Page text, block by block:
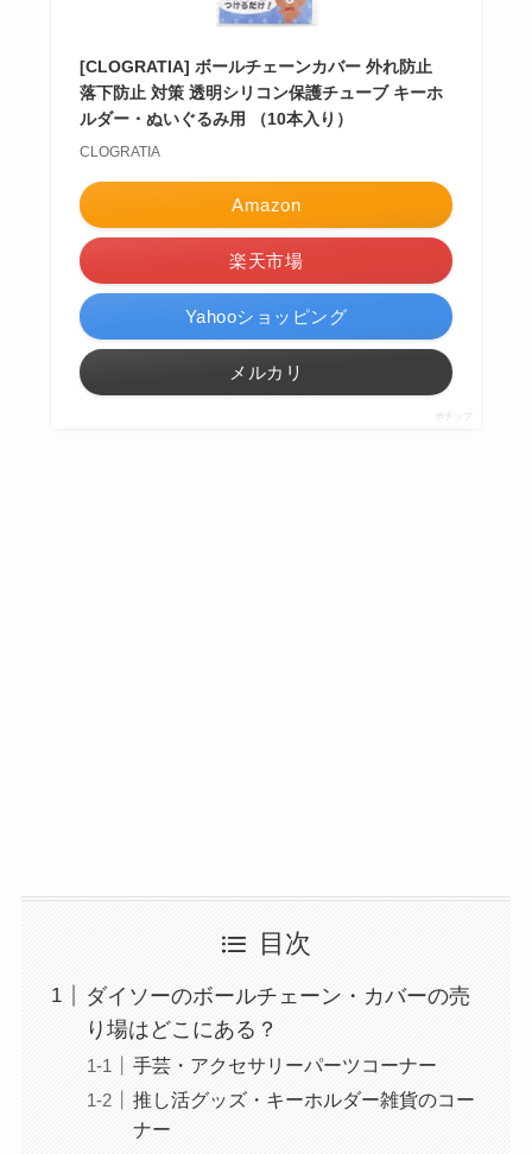
[CLOGRATIA] ボールチェーンカバー 外れ防止
落下防止 対策 透明シリコン保護チューブ キーホ
ルダー・ぬいぐるみ用 （10本入り）
CLOGRATIA
Amazon
楽天市場
Yahooショッピング
メルカリ
ポチップ
目次
ダイソーのボールチェーン・カバーの売
り場はどこにある？
手芸・アクセサリーパーツコーナー
推し活グッズ・キーホルダー雑貨のコー
ナー